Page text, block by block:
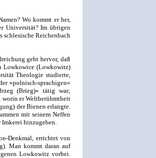
Wo kommt er her,
Universität? Im übrigen
schlesische Reichenbach
geht hervor, daß
Lowkowice (Lowkowitz)
Theologie studierte,
»polnisch-sprachigen«
(Brieg)« tätig war;
worin er Weltberühmtheit
der Bienen erlangte.
mit seinem Neffen
Imkerei hinzugeben.
Denkmal, errichtet von
Man kommt daran auf
Lowkowitz vorbei.